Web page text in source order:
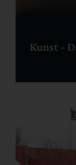
Kunst -